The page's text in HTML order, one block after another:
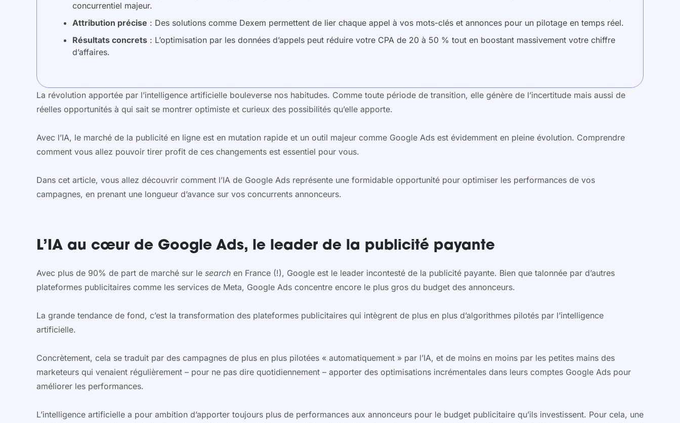
concurrentiel majeur.
Attribution précise : Des solutions comme Dexem permettent de lier chaque appel à vos mots-clés et annonces pour un pilotage en temps réel.
Résultats concrets : L’optimisation par les données d’appels peut réduire votre CPA de 20 à 50 % tout en boostant massivement votre chiffre
d’affaires.
La révolution apportée par l’intelligence artificielle bouleverse nos habitudes. Comme toute période de transition, elle génère de l’incertitude mais aussi de
réelles opportunités à qui sait se montrer optimiste et curieux des possibilités qu’elle apporte.
Avec l’IA, le marché de la publicité en ligne est en mutation rapide et un outil majeur comme Google Ads est évidemment en pleine évolution. Comprendre
comment vous allez pouvoir tirer profit de ces changements est essentiel pour vous.
Dans cet article, vous allez découvrir comment l’IA de Google Ads représente une formidable opportunité pour optimiser les performances de vos
campagnes, en prenant une longueur d’avance sur vos concurrents annonceurs.
L’IA au cœur de Google Ads, le leader de la publicité payante
Avec plus de 90% de part de marché sur le search en France (!), Google est le leader incontesté de la publicité payante. Bien que talonnée par d’autres
plateformes publicitaires comme les services de Meta, Google Ads concentre encore le plus gros du budget des annonceurs.
La grande tendance de fond, c’est la transformation des plateformes publicitaires qui intègrent de plus en plus d’algorithmes pilotés par l’intelligence
artificielle.
Concrètement, cela se traduit par des campagnes de plus en plus pilotées « automatiquement » par l’IA, et de moins en moins par les petites mains des
marketeurs qui venaient régulièrement – pour ne pas dire quotidiennement – apporter des optimisations incrémentales dans leurs comptes Google Ads pour
améliorer les performances.
L’intelligence artificielle a pour ambition d’apporter toujours plus de performances aux annonceurs pour le budget publicitaire qu’ils investissent. Pour cela, une